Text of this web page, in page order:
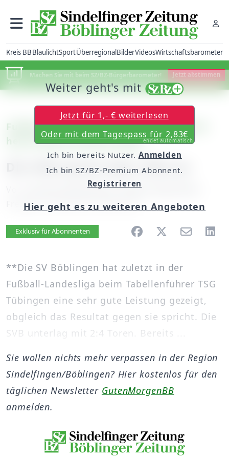
Kreis BBBlaulichtSportÜberregionalBilderVideosWirtschaftsbarometer
Machen Sie mit beim SZ/BZ-Bürgerbarometer! Jetzt abstimmen
Fußball – Landesliga: Böblingen erwartet
heute Abend Schwenningen
Die SVB weicht dem VfB aus
unserem Mitarbeiter Thomas Oberdorfer
Freitag, 19. Mai 2017, 06:00 Uhr
Artikel vorlesen
Exklusiv für Abonnenten
**Die SV Böblingen hat zuletzt in der
Fußball-Landesliga beim Tabellenführer TSG
Tübingen eine sehr gute Leistung gezeigt,
obgleich das Resultat gegen sie spricht. Die
SVB unterlag mit 2:4 Toren. Bereits ...
Weiter geht's mit
Jetzt für 1,- € weiterlesen
Oder mit dem Tagespass für 2,83€
endet automatisch
Ich bin bereits Nutzer. Anmelden
Ich bin SZ/BZ-Premium Abonnent.
Registrieren
Hier geht es zu weiteren Angeboten
Sie wollen nichts mehr verpassen in der Region
Sindelfingen/Böblingen? Hier kostenlos für den
täglichen Newsletter GutenMorgenBB
anmelden.